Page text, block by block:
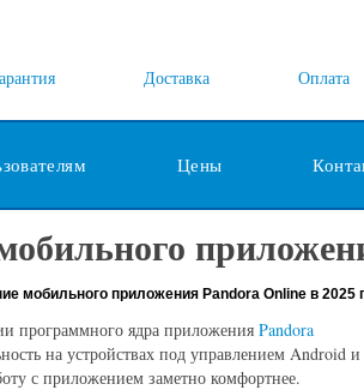
Доставка Оплата
Цены
мобильного приложения Pandora Online в 2025
программного ядра приложения Pandora
на устройствах под управлением Android и
с приложением заметно комфортнее.